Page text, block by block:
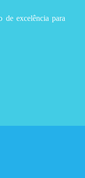
de excelência para